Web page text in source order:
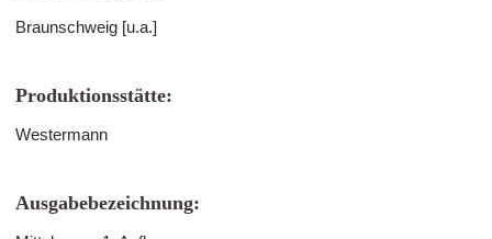
Braunschweig [u.a.]
Produktionsstätte:
Westermann
Ausgabebezeichnung: